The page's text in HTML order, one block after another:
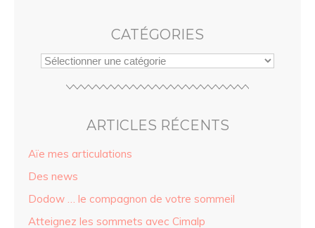
CATÉGORIES
ARTICLES RÉCENTS
Aïe mes articulations
Des news
Dodow … le compagnon de votre sommeil
Atteignez les sommets avec Cimalp